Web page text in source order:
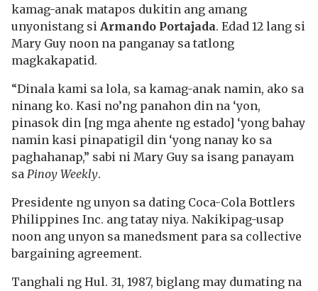
kamag-anak matapos dukitin ang amang
unyonistang si Armando Portajada. Edad 12 lang si
Mary Guy noon na panganay sa tatlong
magkakapatid.
“Dinala kami sa lola, sa kamag-anak namin, ako sa
ninang ko. Kasi no’ng panahon din na ‘yon,
pinasok din [ng mga ahente ng estado] ‘yong bahay
namin kasi pinapatigil din ‘yong nanay ko sa
paghahanap,” sabi ni Mary Guy sa isang panayam
sa Pinoy Weekly.
Presidente ng unyon sa dating Coca-Cola Bottlers
Philippines Inc. ang tatay niya. Nakikipag-usap
noon ang unyon sa manedsment para sa collective
bargaining agreement.
Tanghali ng Hul. 31, 1987, biglang may dumating na